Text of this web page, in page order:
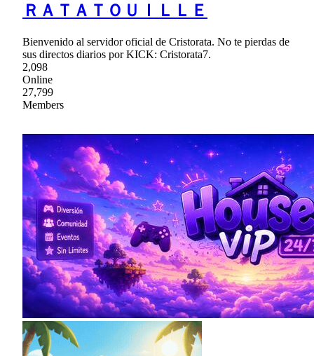
ＲＡＴＡＴＯＵＩＬＬＥ
Bienvenido al servidor oficial de Cristorata. No te pierdas de
sus directos diarios por KICK: Cristorata7.
2,098
Online
27,799
Members